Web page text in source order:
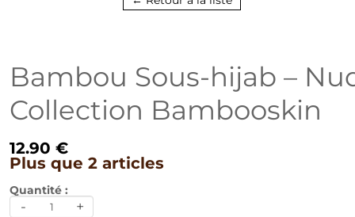
Bambou Sous-hijab –
Collection Bambooskin
12.90 €
Plus que 2 articles
Quantité :
- +